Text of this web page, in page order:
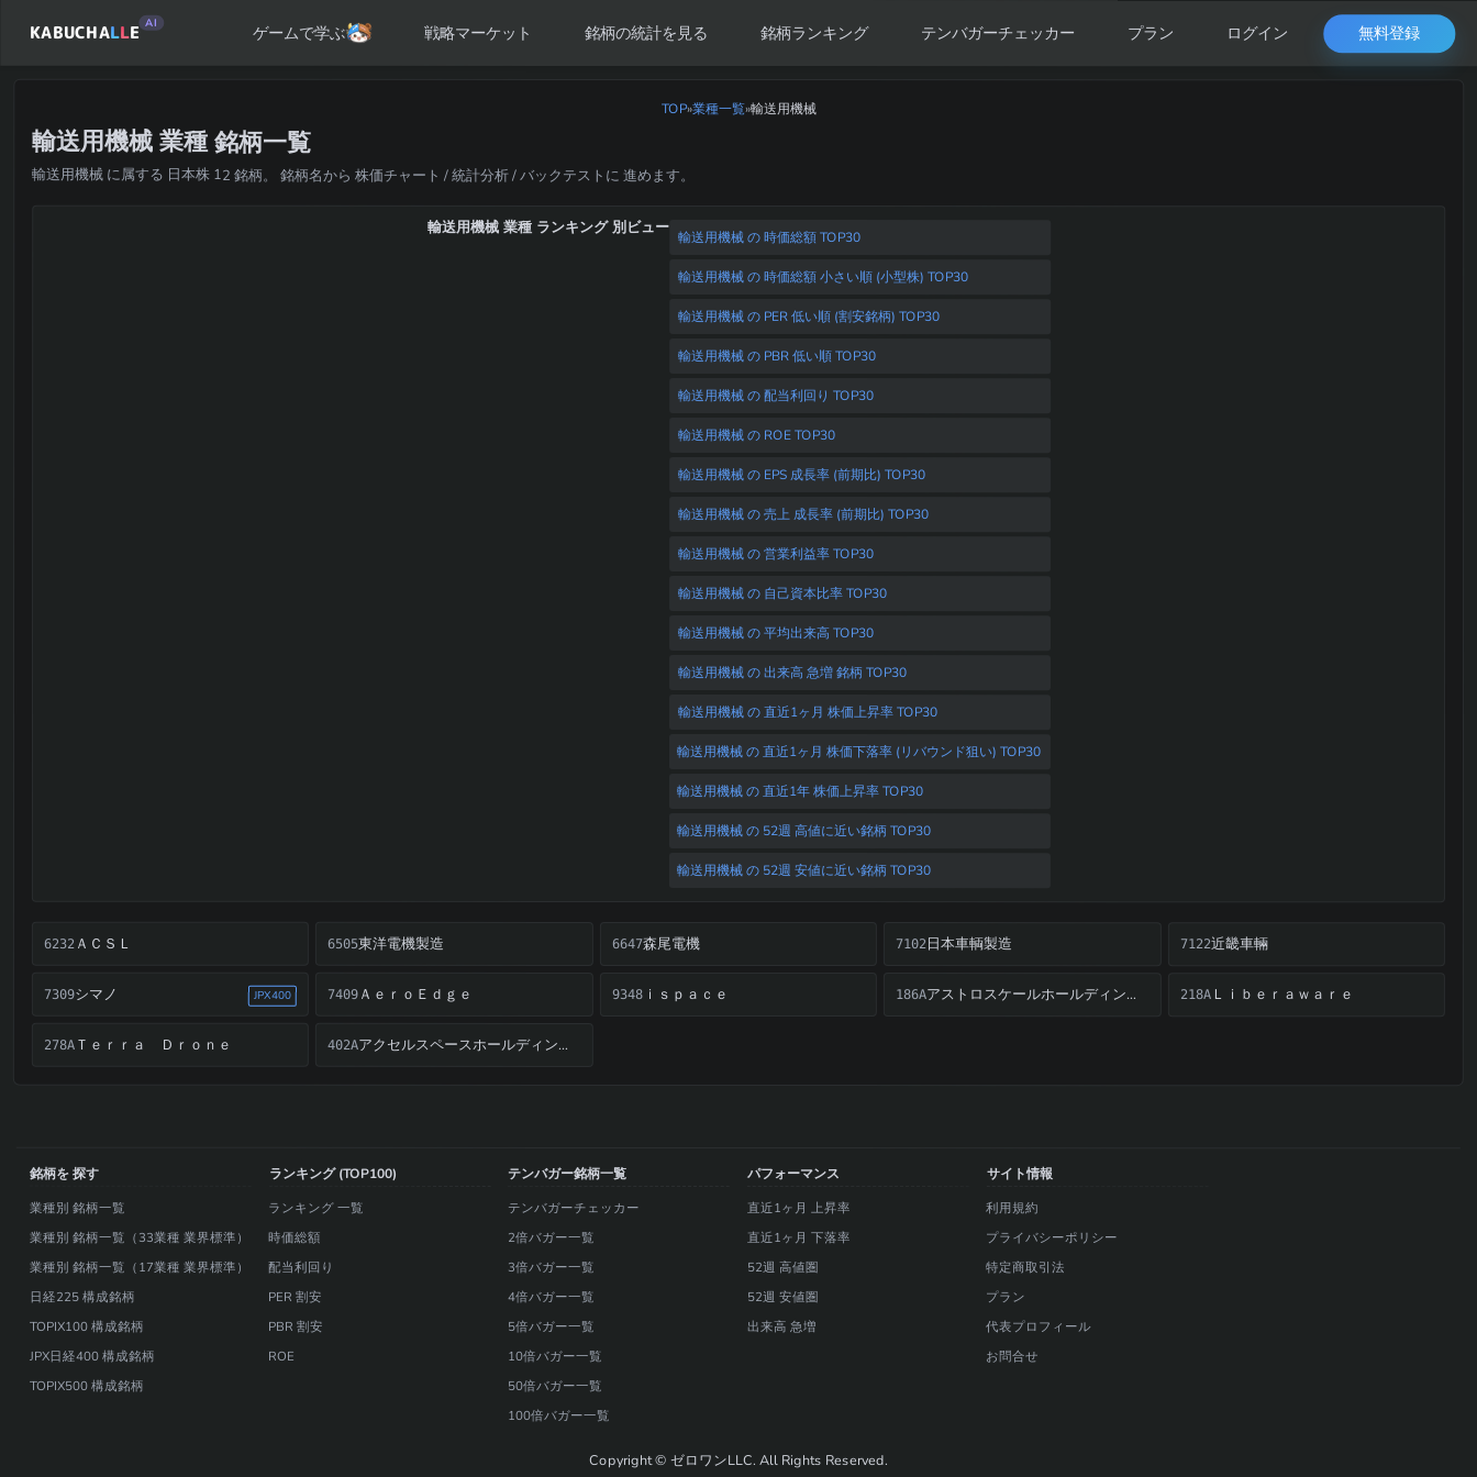
KABUCHALLE AI ゲームで学ぶ 戦略マーケット 銘柄の統計を見る 銘柄ランキング テンバガーチェッカー プラン ログイン 無料登録
TOP»業種一覧»輸送用機械
輸送用機械 業種 銘柄一覧
輸送用機械 に属する 日本株 12 銘柄。 銘柄名から 株価チャート / 統計分析 / バックテストに 進めます。
輸送用機械 業種 ランキング 別ビュー 輸送用機械 の 時価総額 TOP30
輸送用機械 の 時価総額 小さい順 (小型株) TOP30
輸送用機械 の PER 低い順 (割安銘柄) TOP30
輸送用機械 の PBR 低い順 TOP30
輸送用機械 の 配当利回り TOP30
輸送用機械 の ROE TOP30
輸送用機械 の EPS 成長率 (前期比) TOP30
輸送用機械 の 売上 成長率 (前期比) TOP30
輸送用機械 の 営業利益率 TOP30
輸送用機械 の 自己資本比率 TOP30
輸送用機械 の 平均出来高 TOP30
輸送用機械 の 出来高 急増 銘柄 TOP30
輸送用機械 の 直近1ヶ月 株価上昇率 TOP30
輸送用機械 の 直近1ヶ月 株価下落率 (リバウンド狙い) TOP30
輸送用機械 の 直近1年 株価上昇率 TOP30
輸送用機械 の 52週 高値に近い銘柄 TOP30
輸送用機械 の 52週 安値に近い銘柄 TOP30
6232ＡＣＳＬ 6505東洋電機製造 6647森尾電機 7102日本車輌製造 7122近畿車輛
7309シマノ JPX400 7409 ＡｅｒｏＥｄｇｅ 9348ｉｓｐａｃｅ 186A アストロスケールホールディングス 218AＬｉｂｅｒａｗａｒｅ
278AＴｅｒｒａ Ｄｒｏｎｅ 402A アクセルスペースホールディングス
銘柄を 探す
業種別 銘柄一覧
業種別 銘柄一覧（33業種 業界標準）
業種別 銘柄一覧（17業種 業界標準）
日経225 構成銘柄
TOPIX100 構成銘柄
JPX日経400 構成銘柄
TOPIX500 構成銘柄
ランキング (TOP100)
ランキング 一覧
時価総額
配当利回り
PER 割安
PBR 割安
ROE
テンバガー銘柄一覧
テンバガーチェッカー
2倍バガー一覧
3倍バガー一覧
4倍バガー一覧
5倍バガー一覧
10倍バガー一覧
50倍バガー一覧
100倍バガー一覧
パフォーマンス
直近1ヶ月 上昇率
直近1ヶ月 下落率
52週 高値圏
52週 安値圏
出来高 急増
サイト情報
利用規約
プライバシーポリシー
特定商取引法
プラン
代表プロフィール
お問合せ
Copyright © ゼロワンLLC. All Rights Reserved.